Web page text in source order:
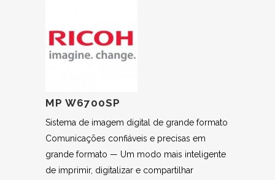
MP W6700SP
Sistema de imagem digital de grande formato
Comunicações confiáveis e precisas em
grande formato — Um modo mais inteligente
de imprimir, digitalizar e compartilhar